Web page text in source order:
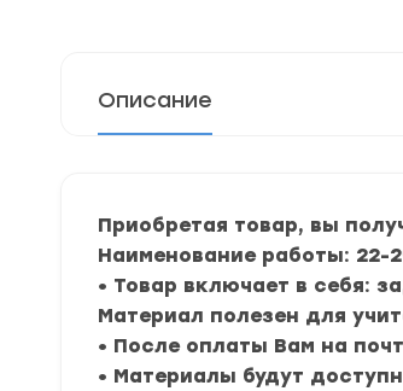
Описание
Приобретая товар, вы
Наименование работы: 22-
• Товар включает в себя:
Материал полезен для
• После оплаты Вам на
• Материалы будут